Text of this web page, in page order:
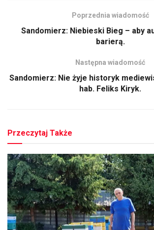
Poprzednia wiadomość
Sandomierz: Niebieski Bieg – aby
barierą.
Następna wiadomość
Sandomierz: Nie żyje historyk
hab. Feliks Kiryk.
Przeczytaj Także